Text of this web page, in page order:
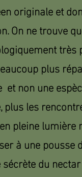
originale et
On ne trouve
très
plus
et non une
les
pleine
à une
du